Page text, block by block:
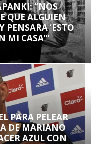
“NOS
QUE ALGUIEN
PENSARA ‘ESTO
MI CASA’”
PARA PELEAR
DE MARIANO
AZUL CON